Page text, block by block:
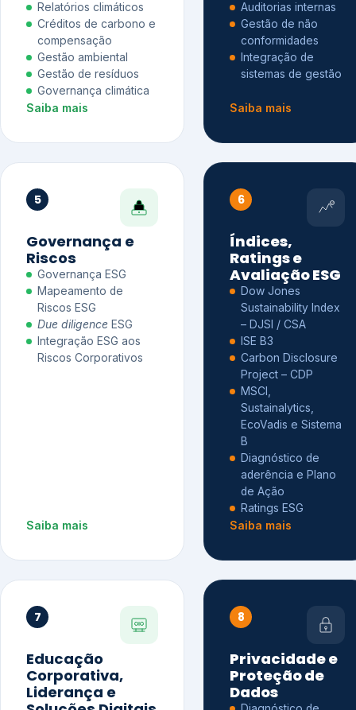
Relatórios climáticos
Créditos de carbono e
compensação
Gestão ambiental
Gestão de resíduos
Governança climática
Saiba mais
Auditorias internas
Gestão de não
conformidades
Integração de
sistemas de gestão
Saiba mais
5
Governança e
Riscos
Governança ESG
Mapeamento de
Riscos ESG
Due diligence ESG
Integração ESG aos
Riscos Corporativos
Saiba mais
6
Índices,
Ratings e
Avaliação ESG
Dow Jones
Sustainability Index
– DJSI / CSA
ISE B3
Carbon Disclosure
Project – CDP
MSCI,
Sustainalytics,
EcoVadis e Sistema
B
Diagnóstico de
aderência e Plano
de Ação
Ratings ESG
Saiba mais
7
Educação
Corporativa,
Liderança e
8
Privacidade e
Proteção de
Dados